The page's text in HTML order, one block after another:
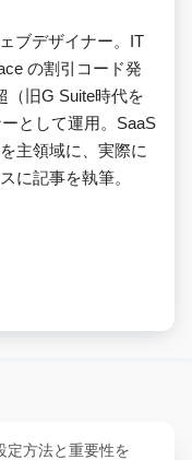
ブデザイナー。IT
の割引コード発
（旧G Suite時代を
として運用。SaaS
主領域に、実際に
に記事を執筆。
定方法と重要性を